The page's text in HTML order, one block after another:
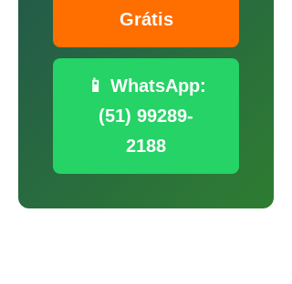
Grátis
📱 WhatsApp:
(51) 99289-
2188